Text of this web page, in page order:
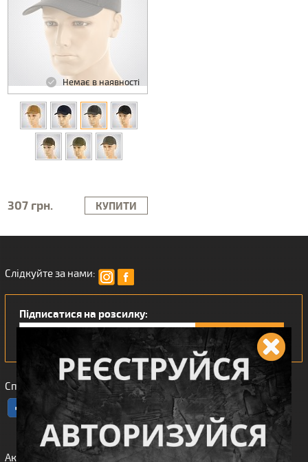
Немає в наявності
307 грн. КУПИТИ
Слідкуйте за нами:
Підписатися на розсилку:
Сподобався наш інтернет магазин?
Акції Спорядження Про нас